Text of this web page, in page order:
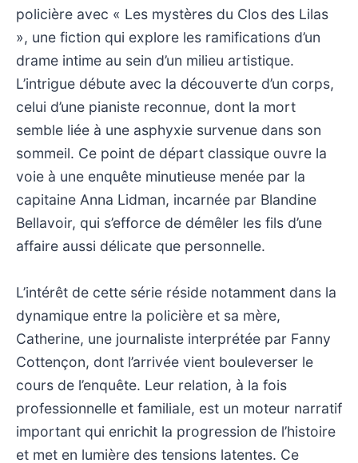
policière avec « Les mystères du Clos des Lilas
», une fiction qui explore les ramifications d’un
drame intime au sein d’un milieu artistique.
L’intrigue débute avec la découverte d’un corps,
celui d’une pianiste reconnue, dont la mort
semble liée à une asphyxie survenue dans son
sommeil. Ce point de départ classique ouvre la
voie à une enquête minutieuse menée par la
capitaine Anna Lidman, incarnée par Blandine
Bellavoir, qui s’efforce de démêler les fils d’une
affaire aussi délicate que personnelle.
L’intérêt de cette série réside notamment dans la
dynamique entre la policière et sa mère,
Catherine, une journaliste interprétée par Fanny
Cottençon, dont l’arrivée vient bouleverser le
cours de l’enquête. Leur relation, à la fois
professionnelle et familiale, est un moteur narratif
important qui enrichit la progression de l’histoire
et met en lumière des tensions latentes. Ce